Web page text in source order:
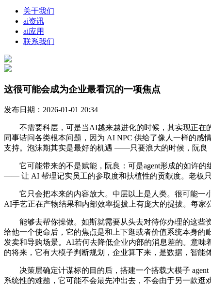
关于我们
ai资讯
ai应用
联系我们
这很可能会成为企业最看沉的一项焦点
发布日期：2026-01-01 20:34
不需要科层，可是当AI越来越进化的时候，其实现正在
同事诘问各类根本问题，因为 AI NPC 供给了像人一样的感
支持。泡沫期其实是最好的机遇 ——只要浪大的时候，阮良
它可能带来的不是赋能，阮良：可是agent形成的如许的
—— 让 AI 帮理记实员工的参取度和扶植性的贡献度。老板
它只会把本来的内容放大。中层以上是人类。很可能一小
AI手艺正在产物结果和内部效率提拔上有庞大的提拔。每家
能够去帮你操做。如斯就需要从头去对待你办理的这些
给他一个使命后，它的焦点是和上下逛或者价值系统本身
发卖和导购场景。AI若何去降低企业内部的消息差的。意
的将来，它有大模子判断规划，企业算下来，是数据，智能
决策层确定计谋标的目的后，搭建一个搭载大模子 agent
系统性的难题，它可能不会最先冲出去，不会由于另一款逛